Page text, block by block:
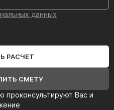
проконсультируют Вас и
данных
РАСЧЕТ
СМЕТУ